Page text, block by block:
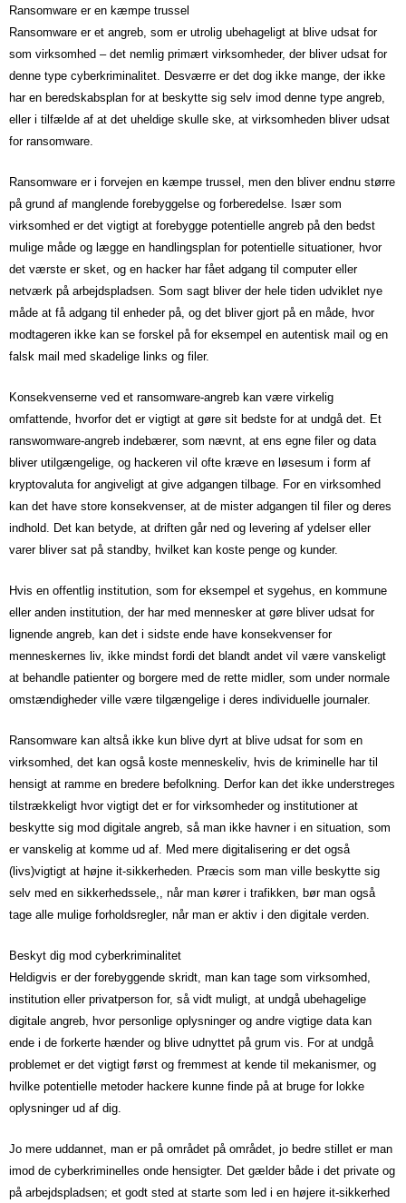
Ransomware er en kæmpe trussel
Ransomware er et angreb, som er utrolig ubehageligt at blive udsat for
som virksomhed – det nemlig primært virksomheder, der bliver udsat for
denne type cyberkriminalitet. Desværre er det dog ikke mange, der ikke
har en beredskabsplan for at beskytte sig selv imod denne type angreb,
eller i tilfælde af at det uheldige skulle ske, at virksomheden bliver udsat
for ransomware.
Ransomware er i forvejen en kæmpe trussel, men den bliver endnu større
på grund af manglende forebyggelse og forberedelse. Især som
virksomhed er det vigtigt at forebygge potentielle angreb på den bedst
mulige måde og lægge en handlingsplan for potentielle situationer, hvor
det værste er sket, og en hacker har fået adgang til computer eller
netværk på arbejdspladsen. Som sagt bliver der hele tiden udviklet nye
måde at få adgang til enheder på, og det bliver gjort på en måde, hvor
modtageren ikke kan se forskel på for eksempel en autentisk mail og en
falsk mail med skadelige links og filer.
Konsekvenserne ved et ransomware-angreb kan være virkelig
omfattende, hvorfor det er vigtigt at gøre sit bedste for at undgå det. Et
ranswomware-angreb indebærer, som nævnt, at ens egne filer og data
bliver utilgængelige, og hackeren vil ofte kræve en løsesum i form af
kryptovaluta for angiveligt at give adgangen tilbage. For en virksomhed
kan det have store konsekvenser, at de mister adgangen til filer og deres
indhold. Det kan betyde, at driften går ned og levering af ydelser eller
varer bliver sat på standby, hvilket kan koste penge og kunder.
Hvis en offentlig institution, som for eksempel et sygehus, en kommune
eller anden institution, der har med mennesker at gøre bliver udsat for
lignende angreb, kan det i sidste ende have konsekvenser for
menneskernes liv, ikke mindst fordi det blandt andet vil være vanskeligt
at behandle patienter og borgere med de rette midler, som under normale
omstændigheder ville være tilgængelige i deres individuelle journaler.
Ransomware kan altså ikke kun blive dyrt at blive udsat for som en
virksomhed, det kan også koste menneskeliv, hvis de kriminelle har til
hensigt at ramme en bredere befolkning. Derfor kan det ikke understreges
tilstrækkeligt hvor vigtigt det er for virksomheder og institutioner at
beskytte sig mod digitale angreb, så man ikke havner i en situation, som
er vanskelig at komme ud af. Med mere digitalisering er det også
(livs)vigtigt at højne it-sikkerheden. Præcis som man ville beskytte sig
selv med en sikkerhedssele,, når man kører i trafikken, bør man også
tage alle mulige forholdsregler, når man er aktiv i den digitale verden.
Beskyt dig mod cyberkriminalitet
Heldigvis er der forebyggende skridt, man kan tage som virksomhed,
institution eller privatperson for, så vidt muligt, at undgå ubehagelige
digitale angreb, hvor personlige oplysninger og andre vigtige data kan
ende i de forkerte hænder og blive udnyttet på grum vis. For at undgå
problemet er det vigtigt først og fremmest at kende til mekanismer, og
hvilke potentielle metoder hackere kunne finde på at bruge for lokke
oplysninger ud af dig.
Jo mere uddannet, man er på området på området, jo bedre stillet er man
imod de cyberkriminelles onde hensigter. Det gælder både i det private og
på arbejdspladsen; et godt sted at starte som led i en højere it-sikkerhed